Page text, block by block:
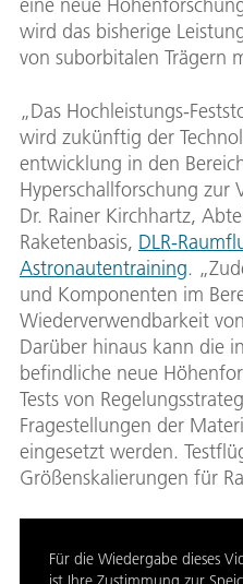
eine neue
wird das bisherige
von suborbitalen Trägern
„Das Hochleistungs-
wird zukünftig der
entwicklung in den
Hyperschallforschung
Dr. Rainer Kirchhartz,
Raketenbasis, DLR-
Astronautentraining.
und Komponenten im
Wiederverwendbarkeit
Darüber hinaus kann die
befindliche neue
Tests von
Fragestellungen der
eingesetzt werden.
Größenskalierungen für
Für die Wiedergabe dieses